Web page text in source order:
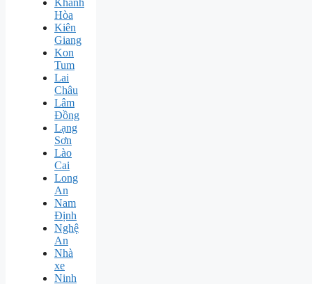
Khánh
Hòa
Kiên
Giang
Kon
Tum
Lai
Châu
Lâm
Đồng
Lạng
Sơn
Lào
Cai
Long
An
Nam
Định
Nghệ
An
Nhà
xe
Ninh